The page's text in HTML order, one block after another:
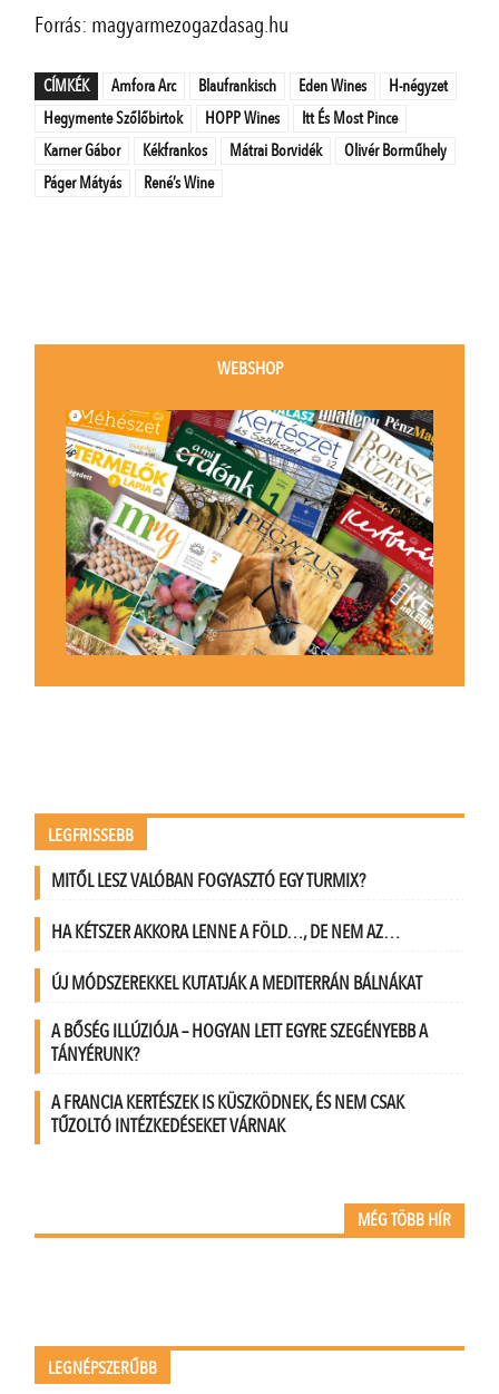
Forrás: magyarmezogazdasag.hu
CÍMKÉK Amfora Arc Blaufrankisch Eden Wines
H-négyzet
Hegymente Szőlőbirtok
HOPP Wines
Itt És Most Pince
Karner Gábor
Kékfrankos Mátrai Borvidék
Olivér Borműhely
Páger Mátyás
René’s Wine
WEBSHOP
LEGFRISSEBB
MITŐL LESZ VALÓBAN FOGYASZTÓ EGY TURMIX?
HA KÉTSZER AKKORA LENNE A FÖLD…, DE NEM AZ…
ÚJ MÓDSZEREKKEL KUTATJÁK A MEDITERRÁN BÁLNÁKAT
A BŐSÉG ILLÚZIÓJA – HOGYAN LETT EGYRE SZEGÉNYEBB A
TÁNYÉRUNK?
A FRANCIA KERTÉSZEK IS KÜSZKÖDNEK, ÉS NEM CSAK
TŰZOLTÓ INTÉZKEDÉSEKET VÁRNAK
MÉG TÖBB HÍR
LEGNÉPSZERŰBB